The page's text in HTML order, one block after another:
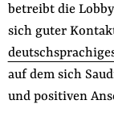
betreibt die
sich guter
auf dem sich
und positiven